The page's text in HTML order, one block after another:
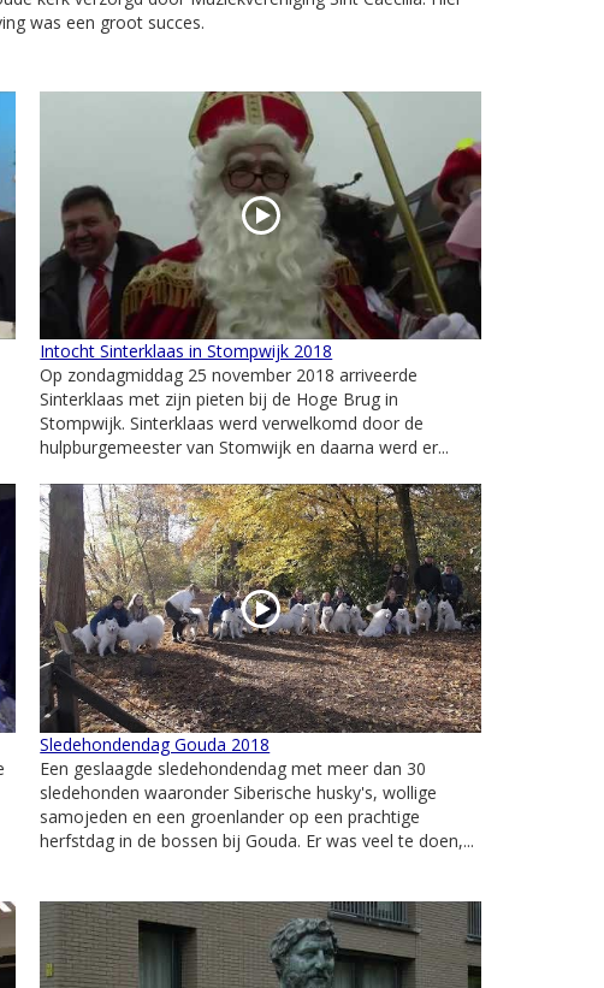
was een groot succes.
Intocht Sinterklaas in Stompwijk 2018
Op zondagmiddag 25 november 2018 arriveerde
Sinterklaas met zijn pieten bij de Hoge Brug in
Stompwijk. Sinterklaas werd verwelkomd door de
hulpburgemeester van Stomwijk en daarna werd er...
Sledehondendag Gouda 2018
Een geslaagde sledehondendag met meer dan 30
sledehonden waaronder Siberische husky's, wollige
samojeden en een groenlander op een prachtige
herfstdag in de bossen bij Gouda. Er was veel te doen,...